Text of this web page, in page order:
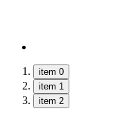
item 0
item 1
item 2